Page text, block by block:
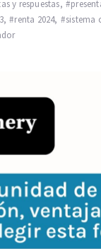
y respuestas,
, renta 2024, sistema